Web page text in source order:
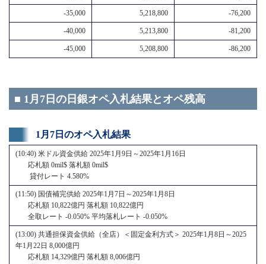
-35,000 5,218,800 -76,200
-40,000 5,213,800 -81,200
-45,000 5,208,800 -86,200
■ 1月7日の日銀オペ入札結果とオペ残高
1月7日のオペ入札結果
(10:40) 米ドル資金供給 2025年1月9日～2025年1月16日
応札額 0mil$ 落札額 0mil$
貸付レート 4.580%
(11:50) 国債補完供給 2025年1月7日～2025年1月8日
応札額 10,822億円 落札額 10,822億円
全取レート -0.050% 平均落札レート -0.050%
(13:00) 共通担保資金供給（全店）＜固定金利方式＞ 2025年1月8日～2025
年1月22日 8,000億円
応札額 14,329億円 落札額 8,006億円